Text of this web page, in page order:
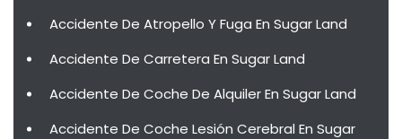
Accidente De Atropello Y Fuga En Sugar Land
Accidente De Carretera En Sugar Land
Accidente De Coche De Alquiler En Sugar Land
Accidente De Coche Lesión Cerebral En Sugar